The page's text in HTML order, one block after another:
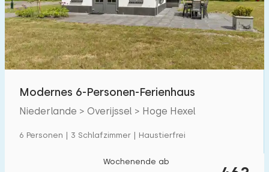
Schwimmbad 60
Eingezäunter Garten 6
Haustierfrei 44
Ladestation Auto
Budget
Modernes 6-Personen-Ferienhaus
Niederlande > Overijssel > Hoge Hexel
6 Personen | 3 Schlafzimmer | Haustierfrei
Wochenende ab